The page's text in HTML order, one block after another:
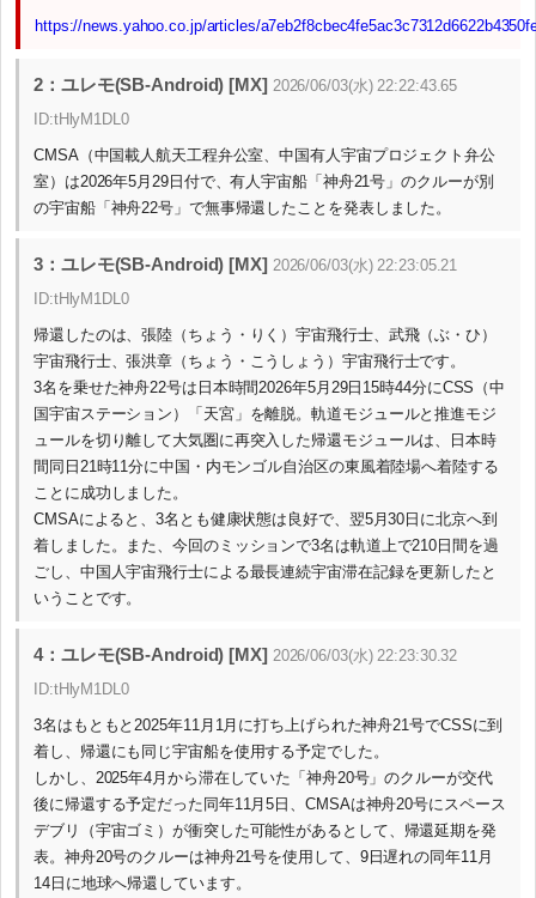
https://news.yahoo.co.jp/articles/
2：ユレモ(SB-Android) [MX] 2026/06/03(水) 22:22:43.65
ID:tHlyM1DL0
CMSA（中国載人航天工程弁公室、中国有人宇宙プロジェクト弁公
室）は2026年5月29日付で、有人宇宙船「神舟21号」のクルーが別
の宇宙船「神舟22号」で無事帰還したことを発表しました。
3：ユレモ(SB-Android) [MX] 2026/06/03(水) 22:23:05.21
ID:tHlyM1DL0
帰還したのは、張陸（ちょう・りく）宇宙飛行士、武飛（ぶ・ひ）
宇宙飛行士、張洪章（ちょう・こうしょう）宇宙飛行士です。
3名を乗せた神舟22号は日本時間2026年5月29日15時44分にCSS（中
国宇宙ステーション）「天宮」を離脱。軌道モジュールと推進モジ
ュールを切り離して大気圏に再突入した帰還モジュールは、日本時
間同日21時11分に中国・内モンゴル自治区の東風着陸場へ着陸する
ことに成功しました。
CMSAによると、3名とも健康状態は良好で、翌5月30日に北京へ到
着しました。また、今回のミッションで3名は軌道上で210日間を過
ごし、中国人宇宙飛行士による最長連続宇宙滞在記録を更新したと
いうことです。
4：ユレモ(SB-Android) [MX] 2026/06/03(水) 22:23:30.32
ID:tHlyM1DL0
3名はもともと2025年11月1月に打ち上げられた神舟21号でCSSに到
着し、帰還にも同じ宇宙船を使用する予定でした。
しかし、2025年4月から滞在していた「神舟20号」のクルーが交代
後に帰還する予定だった同年11月5日、CMSAは神舟20号にスペース
デブリ（宇宙ゴミ）が衝突した可能性があるとして、帰還延期を発
表。神舟20号のクルーは神舟21号を使用して、9日遅れの同年11月
14日に地球へ帰還しています。